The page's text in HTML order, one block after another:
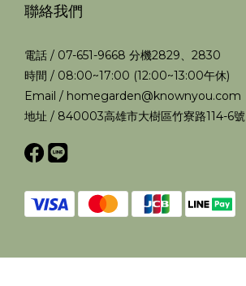
聯絡我們
電話 / 07-651-9668 分機2829、2830
時間 / 08:00~17:00 (12:00~13:00午休)
Email / homegarden@knownyou.com
地址 / 840003高雄市大樹區竹寮路114-6號